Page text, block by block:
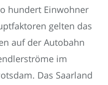
hundert Einwohner
gelten das
auf der Autobahn
im
Das Saarland